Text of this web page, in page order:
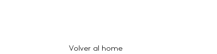
Volver al home